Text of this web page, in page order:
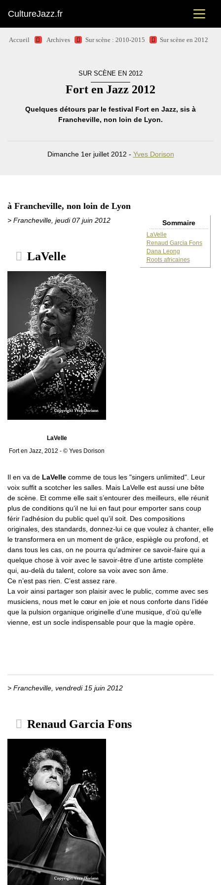
CultureJazz.fr
Accueil Archives Sur scène : 2010-2015 Sur scène en 2012
SUR SCÈNE EN 2012
Fort en Jazz 2012
Quelques détours par le festival Fort en Jazz, sis à
Francheville, non loin de Lyon.
Dimanche 1er juillet 2012 - Yves Dorison
à Francheville, non loin de Lyon
Sommaire
LaVelle
Renaud Garcia Fons
Dana Leong
Roots africaines
> Francheville, jeudi 07 juin 2012
LaVelle
LaVelle
Fort en Jazz, 2012 - © Yves Dorison
Il en va de LaVelle comme de tous les "singers unlimited". Leur
voix suffit a scotcher les salles. Mais LaVelle est aussi une bête
de scène. Et comme elle sait s’entourer des meilleurs, elle réunit
plus de conditions qu’il ne lui en faut pour emporter sans coup
férir l’adhésion du public quel qu’il soit. Des compositions
originales, des standards, donnez-lui ce que voulez à chanter, elle
le transformera en un moment de grâce, espiègle ou profond, et
dans tous les cas, on ne pourra qu’admirer ce savoir-faire qui a
quelque chose à voir avec le savoir-être d’une artiste complète
qui, au-delà du talent, colore sa voix avec son âme.
Ce n’est pas rien. C’est assez rare.
La voir ainsi partager son plaisir avec le public, comme avec ses
musiciens, nous met le cœur en joie et nous conforte dans l’idée
que la pulsion organique originelle d’une musique, d’où qu’elle
vienne, est un socle indispensable pour que la magie opère.
> Francheville, vendredi 15 juin 2012
Renaud Garcia Fons